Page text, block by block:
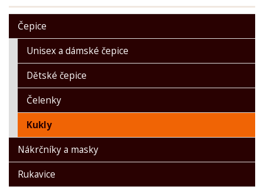
Čepice
Unisex a dámské čepice
Dětské čepice
Čelenky
Kukly
Nákrčníky a masky
Rukavice